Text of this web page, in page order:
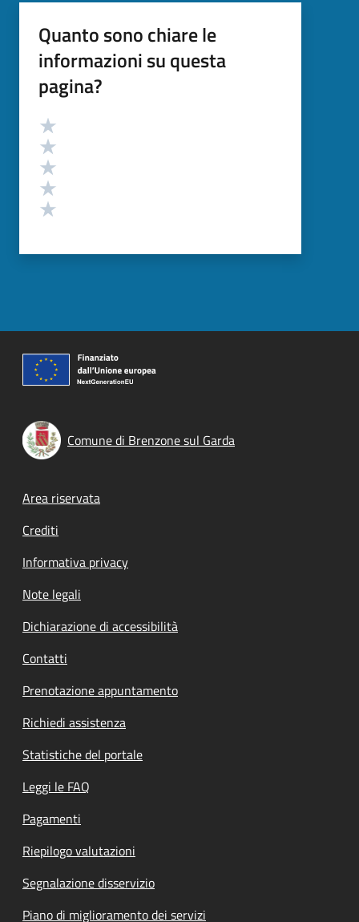
Quanto sono chiare le
informazioni su questa
pagina?
Valutazione
Comune di Brenzone sul Garda
Footer menu
Area riservata
Crediti
Informativa privacy
Note legali
Dichiarazione di accessibilità
Contatti
Prenotazione appuntamento
Richiedi assistenza
Statistiche del portale
Leggi le FAQ
Pagamenti
Riepilogo valutazioni
Segnalazione disservizio
Piano di miglioramento dei servizi